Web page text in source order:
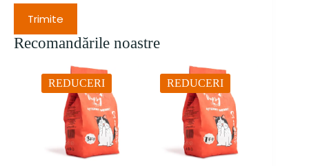
Trimite
Recomandările noastre
REDUCERI REDUCERI